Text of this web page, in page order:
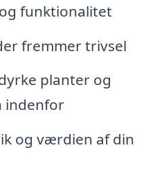
funktionalitet
fremmer trivsel
planter og
indenfor
og værdien af din